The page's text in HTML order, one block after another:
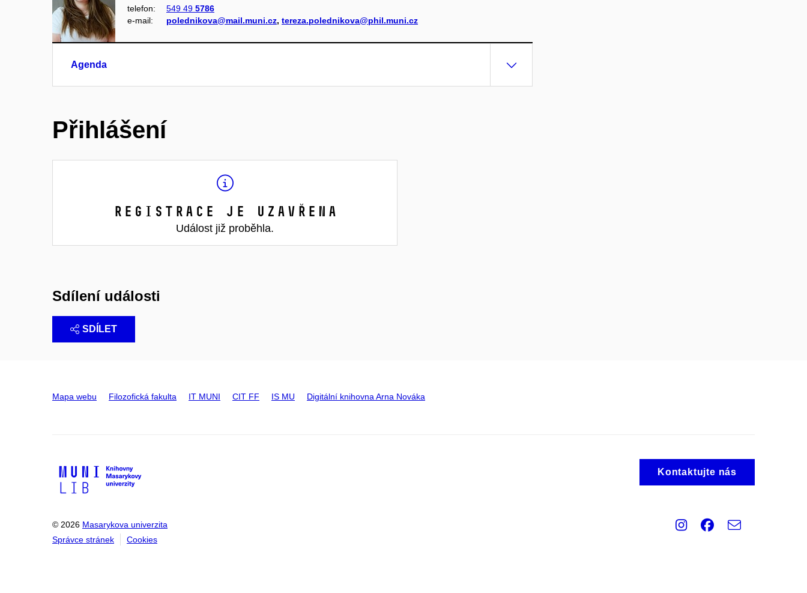
telefon:
549 49 5786
e‑mail:
polednikova@mail.muni.cz, tereza.polednikova@phil.muni.cz
Agenda
Přihlášení
Registrace je uzavřena
Událost již proběhla.
Sdílení události
SDÍLET
Mapa webu Filozofická fakulta IT MUNI CIT FF IS MU Digitální knihovna Arna Nováka
Kontaktujte nás
© 2026 Masarykova univerzita
Správce stránek
Cookies
Instagram
Facebook
e-